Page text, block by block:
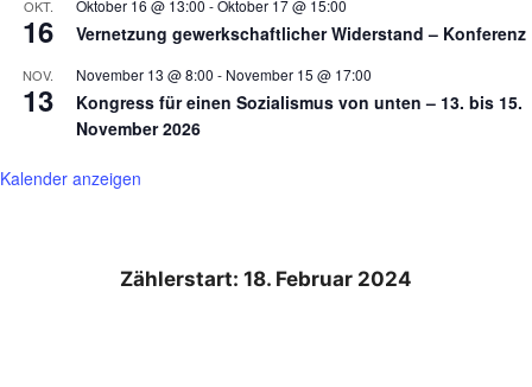
OKT.
16
Oktober 16 @ 13:00 -Oktober 17 @ 15:00
Vernetzung gewerkschaftlicher Widerstand – Konferenz
NOV.
13
November 13 @ 8:00 - November 15 @ 17:00
Kongress für einen Sozialismus von unten – 13. bis 15.
November 2026
Kalender anzeigen
Zählerstart: 18. Februar 2024